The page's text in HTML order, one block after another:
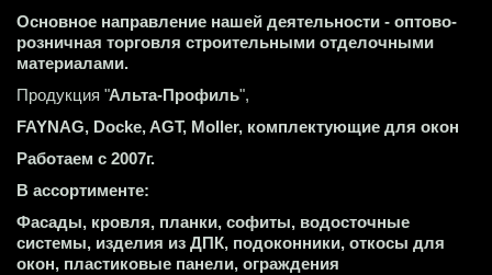
Основное направление нашей деятельности - оптово-
розничная торговля строительными отделочными
материалами.
Продукция "Альта-Профиль",
FAYNAG, Docke, AGT, Moller, комплектующие для окон
Работаем с 2007г.
В ассортименте:
Фасады, кровля, планки, софиты, водосточные
системы, изделия из ДПК, подоконники, откосы для
окон, пластиковые панели, ограждения